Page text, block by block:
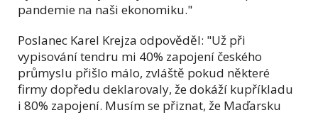
pandemie na naši ekonomiku."
Poslanec Karel Krejza odpověděl: "Už při
vypisování tendru mi 40% zapojení českého
průmyslu přišlo málo, zvláště pokud některé
firmy dopředu deklarovaly, že dokáží kupříkladu
i 80% zapojení. Musím se přiznat, že Maďarsku